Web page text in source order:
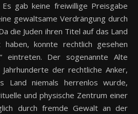
gab keine freiwillige Preisgabe
gewaltsame Verdrängung durch
die Juden ihren Titel auf das Land
haben, konnte rechtlich gesehen
eintreten. Der sogenannte Alte
der rechtliche Anker,
Land niemals herrenlos wurde,
und physische Zentrum einer
durch fremde Gewalt an der